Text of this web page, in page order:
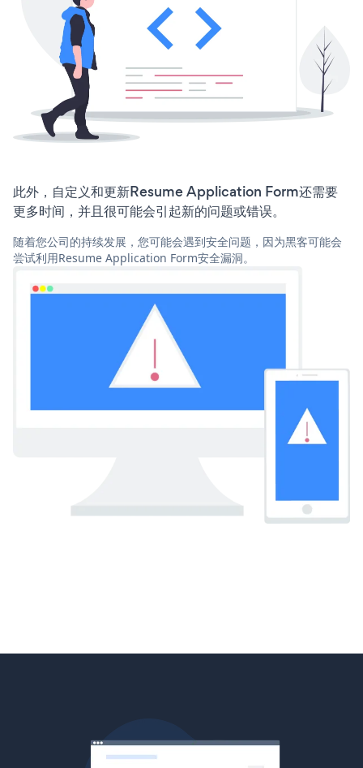
此外，自定义和更新Resume Application Form还需要
更多时间，并且很可能会引起新的问题或错误。
随着您公司的持续发展，您可能会遇到安全问题，因为黑客可能会
尝试利用Resume Application Form安全漏洞。